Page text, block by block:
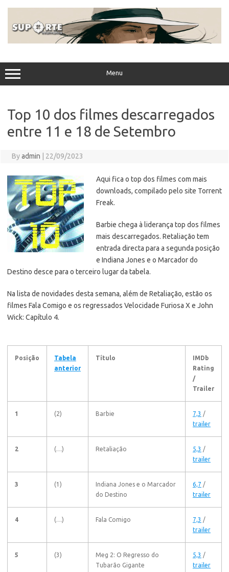
Menu
Top 10 dos filmes descarregados
entre 11 e 18 de Setembro
Byadmin 22/09/2023
Aqui fica o top dos filmes com mais
downloads, compilado pelo site Torrent
Freak.
Barbie chega à liderança top dos filmes
mais descarregados. Retaliação tem
entrada directa para a segunda posição
e Indiana Jones e o Marcador do
Destino desce para o terceiro lugar da tabela.
Na lista de novidades desta semana, além de Retaliação, estão os
filmes Fala Comigo e os regressados Velocidade Furiosa X e John
Wick: Capítulo 4.
Posição
Tabela
anterior
Título
IMDb
Rating
/
Trailer
1 (2) Barbie 7,3 /
trailer
2 (…) Retaliação 5,3 /
trailer
3 (1)
Indiana Jones e o Marcador
do Destino
6,7 /
trailer
4 (…) Fala Comigo 7,3 /
trailer
5 (3)
Meg 2: O Regresso do
Tubarão Gigante
5,3 /
trailer